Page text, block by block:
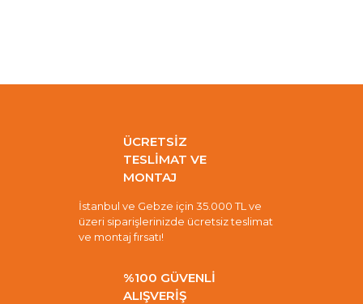
ÜCRETSİZ
TESLİMAT VE
MONTAJ
İstanbul ve Gebze için 35.000 TL ve
üzeri siparişlerinizde ücretsiz teslimat
ve montaj fırsatı!
%100 GÜVENLİ
ALIŞVERİŞ